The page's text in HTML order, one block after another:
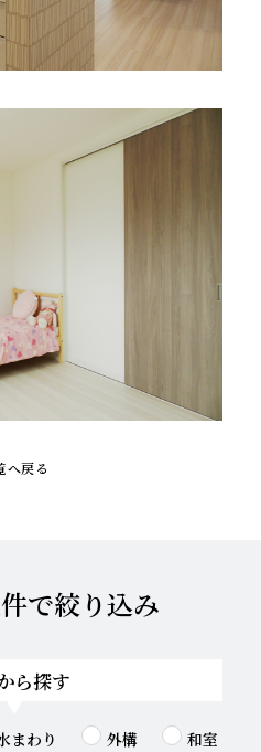
へ戻る
で絞り込み
ら探す
まわり 外構
和室